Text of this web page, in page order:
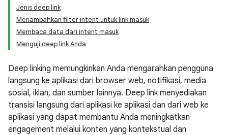
Jenis deep link
Menambahkan filter intent untuk link masuk
Membaca data dari intent masuk
Menguji deep link Anda
Deep linking memungkinkan Anda mengarahkan pengguna
langsung ke aplikasi dari browser web, notifikasi, media
sosial, iklan, dan sumber lainnya. Deep link menyediakan
transisi langsung dari aplikasi ke aplikasi dan dari web ke
aplikasi yang dapat membantu Anda meningkatkan
engagement melalui konten yang kontekstual dan